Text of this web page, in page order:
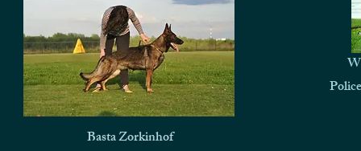
Basta Zorkinhof